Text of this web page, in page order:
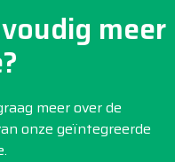
meer
meer over de
onze geïntegreerde